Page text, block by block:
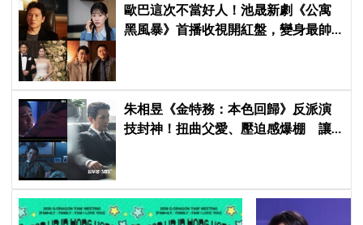
歐巴這次不當好人！池晟新劇《公寓
黑風暴》首播收視開紅盤，變身最帥
朱相昱《金特務：本色回歸》反派演
技封神！扭曲父愛、壓迫感爆棚 讓